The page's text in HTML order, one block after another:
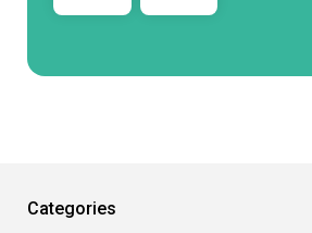
Categories